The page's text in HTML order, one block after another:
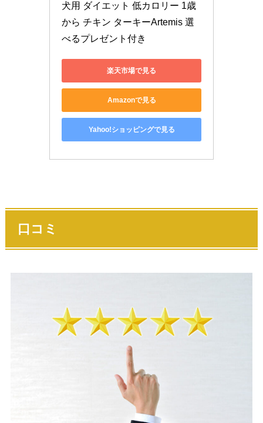
犬用 ダイエット 低カロリー 1歳
から チキン ターキーArtemis 選
べるプレゼント付き
楽天市場で見る
Amazonで見る
Yahoo!ショッピングで見る
口コミ